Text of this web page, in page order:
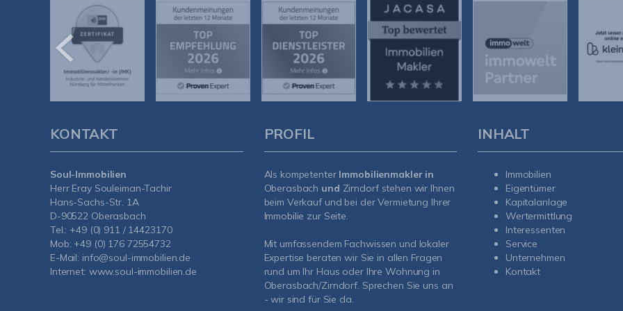
KONTAKT
Soul-Immobilien
Herr Eray Souleiman-Tachir
Hans-Sachs-Str. 1A
D-90522 Oberasbach
Tel.: +49 (0) 911 / 14423170
Mob: +49 (0) 176 72554732
E-Mail: info@soul-immobilien.de
Internet: www.soul-immobilien.de
PROFIL
Als kompetenter Immobilienmakler in
Oberasbach und Zirndorf stehen wir Ihnen
beim Verkauf und bei der Vermietung Ihrer
Immobilie zur Seite.
Mit umfassendem Fachwissen und lokaler
Expertise beraten wir Sie in allen Fragen
rund um Ihr Haus oder Ihre Wohnung in
Oberasbach/Zirndorf. Sprechen Sie uns an
- wir sind für Sie da.
INHALT
Immobilien
Eigentümer
Kapitalanlage
Wertermittlung
Interessenten
Service
Unternehmen
Kontakt